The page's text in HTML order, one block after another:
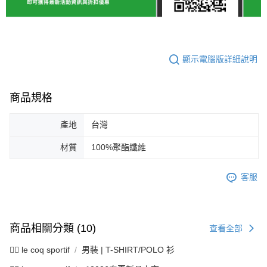
顯示電腦版詳細說明
商品規格
產地 台灣
材質 100%聚酯纖維
客服
商品相關分類 (10) 查看全部
🚴‍♂️ le coq sportif 男裝 | T-SHIRT/POLO 衫